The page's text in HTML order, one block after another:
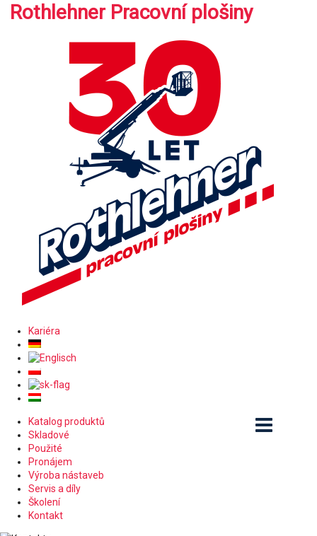
Rothlehner Pracovní plošiny
Kariéra
Katalog produktů
Skladové
Použité
Pronájem
Výroba nástaveb
Servis a díly
Školení
Kontakt